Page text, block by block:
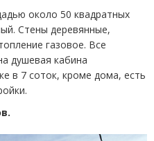
около 50 квадратных
Стены деревянные,
газовое. Все
душевая кабина
в 7 соток, кроме дома, есть